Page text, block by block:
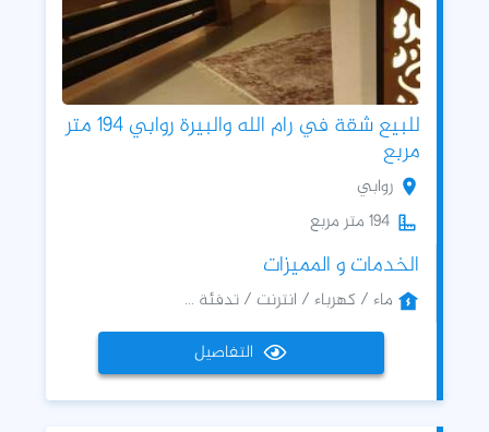
للبيع شقة في رام الله والبيرة روابي 194 متر
مربع
روابي
194 متر مربع
الخدمات و المميزات
ماء / كهرباء / انترنت / تدفئة ...
التفاصيل